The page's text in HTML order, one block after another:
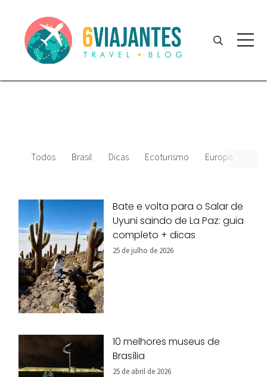
Todos Brasil Dicas Ecoturismo Europa
Bate e volta para o Salar de
Uyuni saindo de La Paz: guia
completo + dicas
25 de julho de 2026
10 melhores museus de
Brasília
25 de abril de 2026